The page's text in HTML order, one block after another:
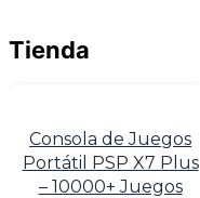
Tienda
Consola de Juegos
Portátil PSP X7 Plus
– 10000+ Juegos